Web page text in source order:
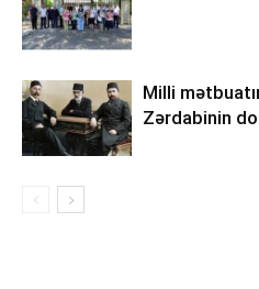
Milli
Zərdabinin